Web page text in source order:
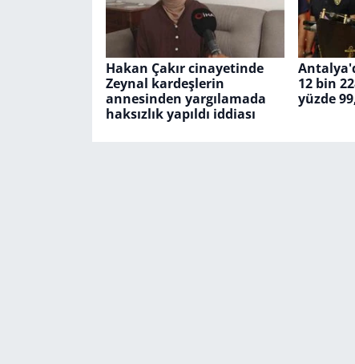
Hakan Çakır cinayetinde
Zeynal kardeşlerin
annesinden yargılamada
haksızlık yapıldı iddiası
12 bin
yüzde